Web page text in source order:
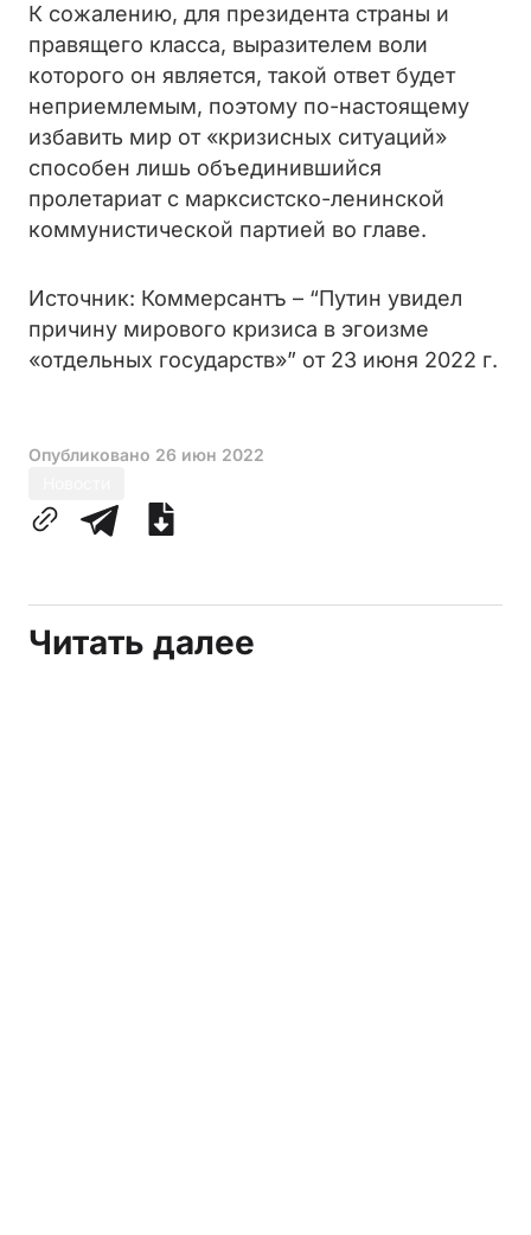
К сожалению, для президента страны и
правящего класса, выразителем воли
которого он является, такой ответ будет
неприемлемым, поэтому по-настоящему
избавить мир от «кризисных ситуаций»
способен лишь объединившийся
пролетариат с марксистско-ленинской
коммунистической партией во главе.
Источник: Коммерсантъ – “Путин увидел
причину мирового кризиса в эгоизме
«отдельных государств»” от 23 июня 2022 г.
Опубликовано 26 июн 2022
Читать далее